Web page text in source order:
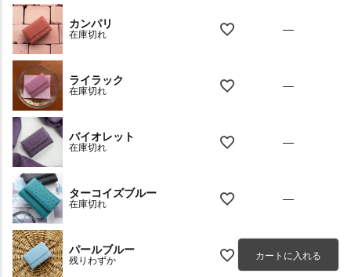
カンパリ
在庫切れ —
ライラック
在庫切れ —
バイオレット
在庫切れ —
ターコイズブルー
在庫切れ —
パールブルー
残りわずか カートに入れる